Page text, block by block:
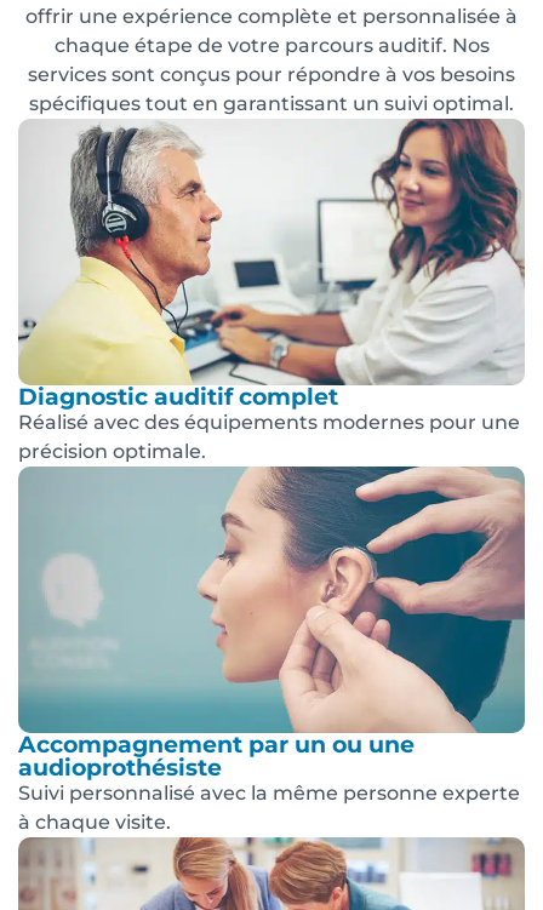
offrir une expérience complète et personnalisée à
chaque étape de votre parcours auditif. Nos
services sont conçus pour répondre à vos besoins
spécifiques tout en garantissant un suivi optimal.
Diagnostic auditif complet
Réalisé avec des équipements modernes pour une
précision optimale.
Accompagnement par un ou une
audioprothésiste
Suivi personnalisé avec la même personne experte
à chaque visite.